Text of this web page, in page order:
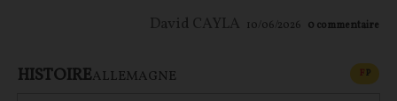
David CAYLA 10/06/2026 0 commentaire
HISTOIREALLEMAGNE FP